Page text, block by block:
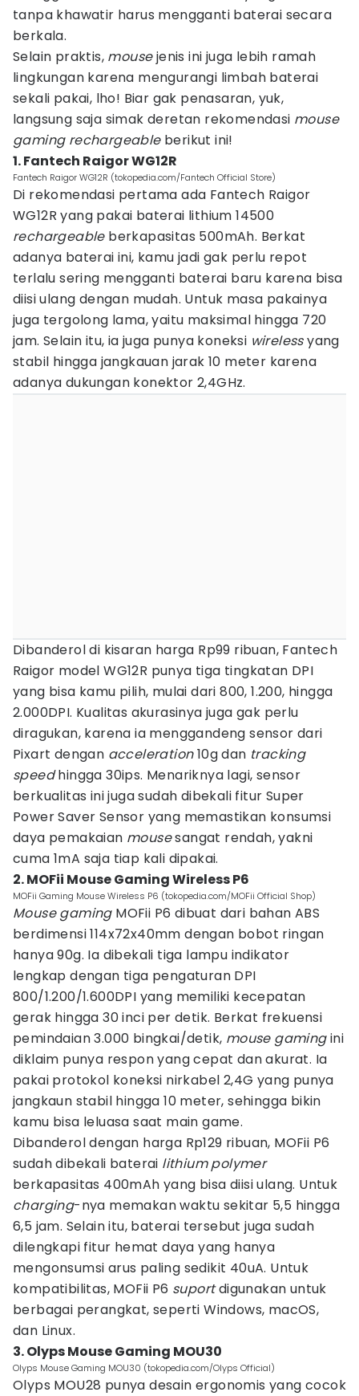
tanpa khawatir harus mengganti baterai secara
berkala.
Selain praktis, mousejenis ini juga lebih ramah
lingkungan karena mengurangi limbah baterai
sekali pakai, lho! Biar gak penasaran, yuk,
langsung saja simak deretan rekomendasi mouse
gaming rechargeableberikut ini!
1. Fantech Raigor WG12R
Fantech Raigor WG12R (tokopedia.com/Fantech Official Store)
Di rekomendasi pertama ada Fantech Raigor
WG12R yang pakai baterai lithium 14500
rechargeableberkapasitas 500mAh. Berkat
adanya baterai ini, kamu jadi gak perlu repot
terlalu sering mengganti baterai baru karena bisa
diisi ulang dengan mudah. Untuk masa pakainya
juga tergolong lama, yaitu maksimal hingga 720
jam. Selain itu, ia juga punya koneksi wirelessyang
stabil hingga jangkauan jarak 10 meter karena
adanya dukungan konektor 2,4GHz.
Dibanderol di kisaran harga Rp99 ribuan, Fantech
Raigor model WG12R punya tiga tingkatan DPI
yang bisa kamu pilih, mulai dari 800, 1.200, hingga
2.000DPI. Kualitas akurasinya juga gak perlu
diragukan, karena ia menggandeng sensor dari
Pixart dengan acceleration10g dan tracking
speedhingga 30ips. Menariknya lagi, sensor
berkualitas ini juga sudah dibekali fitur Super
Power Saver Sensor yang memastikan konsumsi
daya pemakaian mousesangat rendah, yakni
cuma 1mA saja tiap kali dipakai.
2. MOFii Mouse Gaming Wireless P6
MOFii Gaming Mouse Wireless P6 (tokopedia.com/MOFii Official Shop)
Mouse gamingMOFii P6 dibuat dari bahan ABS
berdimensi 114x72x40mm dengan bobot ringan
hanya 90g. Ia dibekali tiga lampu indikator
lengkap dengan tiga pengaturan DPI
800/1.200/1.600DPI yang memiliki kecepatan
gerak hingga 30 inci per detik. Berkat frekuensi
pemindaian 3.000 bingkai/detik, mouse gamingini
diklaim punya respon yang cepat dan akurat. Ia
pakai protokol koneksi nirkabel 2,4G yang punya
jangkaun stabil hingga 10 meter, sehingga bikin
kamu bisa leluasa saat main game.
Dibanderol dengan harga Rp129 ribuan, MOFii P6
sudah dibekali baterai lithium polymer
berkapasitas 400mAh yang bisa diisi ulang. Untuk
charging-nya memakan waktu sekitar 5,5 hingga
6,5 jam. Selain itu, baterai tersebut juga sudah
dilengkapi fitur hemat daya yang hanya
mengonsumsi arus paling sedikit 40uA. Untuk
kompatibilitas, MOFii P6 suportdigunakan untuk
berbagai perangkat, seperti Windows, macOS,
dan Linux.
3. Olyps Mouse Gaming MOU30
Olyps Mouse Gaming MOU30 (tokopedia.com/Olyps Official)
Olyps MOU28 punya desain ergonomis yang cocok